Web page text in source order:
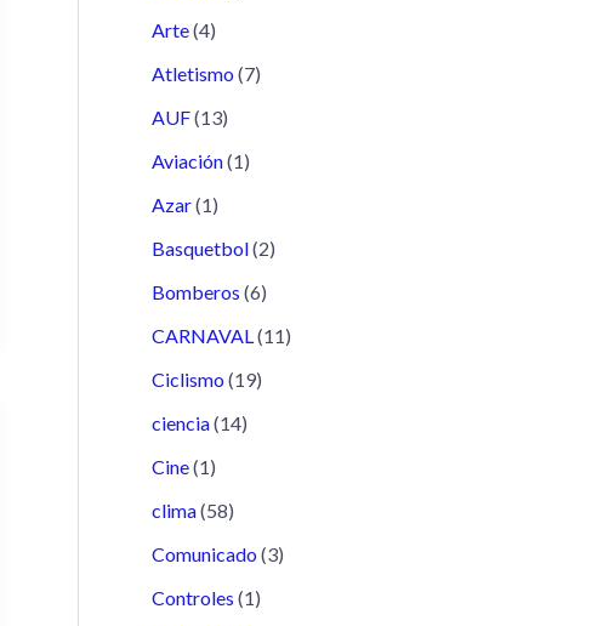
Arte(4)
Atletismo (7)
AUF(13)
Aviación(1)
Azar(1)
Basquetbol(2)
Bomberos (6)
CARNAVAL (11)
Ciclismo (19)
ciencia(14)
Cine(1)
clima(58)
Comunicado (3)
Controles (1)